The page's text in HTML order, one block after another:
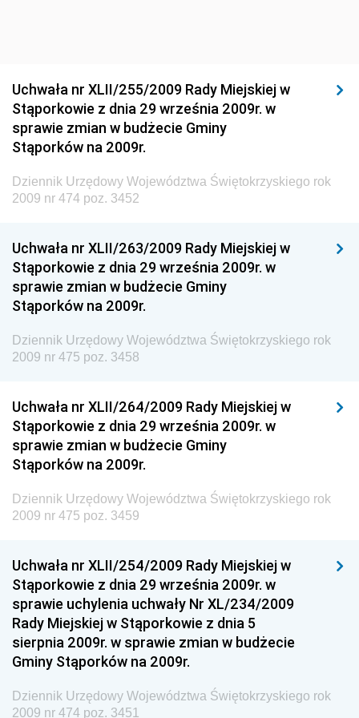
Dziennik Urzędowy Ministra Budownictwa i Przemysłu
Materiałów Budowlanych
Dziennik Urzędowy Ministra Infrastruktury i Rozwoju
Dziennik Urzędowy Głównego Inspektoratu Ochrony
Środowiska
Dziennik Urzędowy Generalnej Dyrekcji Ochrony
Dziennik Urzędowy Ministerstwa Administracji,
Gospodarki Terenowej i Ochrony Środowiska
Dziennik Urzędowy Ministerstwa Administracji i
Gospodarki Przestrzennej
Dziennik Urzędowy Unii Europejskiej, L
Dziennik Urzędowy Ministerstwa Przemysłu
Chemicznego i Lekkiego
Dziennik Urzędowy Ministerstwa Rolnictwa i
Gospodarki Żywnościowej
Dziennik Urzędowy Ministra Rodziny, Pracy i Polityki
Społecznej
Dziennik Urzędowy Ministra Rozwoju
Dziennik Urzędowy Ministra Infrastruktury i
Budownictwa
Dziennik Urzędowy Ministra Gospodarki Morskiej i
Żeglugi Śródlądowej
Dziennik Urzędowy Ministra Energii
Dziennik Urzędowy Ministra Finansów
Uchwała nr XLII/255/2009 Rady Miejskiej w
Stąporkowie z dnia 29 września 2009r. w
sprawie zmian w budżecie Gminy
Stąporków na 2009r.
Dziennik Urzędowy Województwa Świętokrzyskiego rok
2009 nr 474 poz. 3452
Uchwała nr XLII/263/2009 Rady Miejskiej w
Stąporkowie z dnia 29 września 2009r. w
sprawie zmian w budżecie Gminy
Stąporków na 2009r.
Dziennik Urzędowy Województwa Świętokrzyskiego rok
2009 nr 475 poz. 3458
Uchwała nr XLII/264/2009 Rady Miejskiej w
Stąporkowie z dnia 29 września 2009r. w
sprawie zmian w budżecie Gminy
Stąporków na 2009r.
Dziennik Urzędowy Województwa Świętokrzyskiego rok
2009 nr 475 poz. 3459
Uchwała nr XLII/254/2009 Rady Miejskiej w
Stąporkowie z dnia 29 września 2009r. w
sprawie uchylenia uchwały Nr XL/234/2009
Rady Miejskiej w Stąporkowie z dnia 5
sierpnia 2009r. w sprawie zmian w budżecie
Gminy Stąporków na 2009r.
Dziennik Urzędowy Województwa Świętokrzyskiego rok
2009 nr 474 poz. 3451